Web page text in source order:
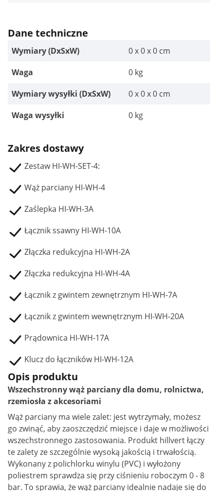
Dane techniczne
Wymiary (DxSxW)
0 x 0 x 0 cm
Waga
0 kg
Wymiary wysyłki (DxSxW)
0 x 0 x 0 cm
Waga wysyłki
0 kg
Zakres dostawy
Zestaw HI-WH-SET-4:
Wąż parciany HI-WH-4
Zaślepka HI-WH-3A
Łącznik ssawny HI-WH-10A
Złączka redukcyjna HI-WH-2A
Złączka redukcyjna HI-WH-4A
Łącznik z gwintem zewnętrznym HI-WH-7A
Łącznik z gwintem wewnętrznym HI-WH-20A
Prądownica HI-WH-17A
Klucz do łączników HI-WH-12A
Opis produktu
Wszechstronny wąż parciany dla domu, rolnictwa,
rzemiosła z akcesoriami
Wąż parciany ma wiele zalet: jest wytrzymały, możesz
go zwinąć, aby zaoszczędzić miejsce i daje w możliwości
wszechstronnego zastosowania. Produkt hillvert łączy
te zalety ze szczególnie wysoką jakością i trwałością.
Wykonany z polichlorku winylu (PVC) i wyłożony
poliestrem sprawdza się przy ciśnieniu roboczym 0 - 8
bar. To sprawia, że wąż parciany idealnie nadaje się do